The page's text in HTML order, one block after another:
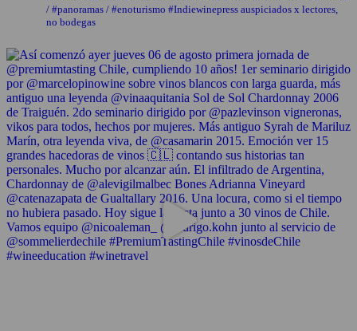
/ #panoramas / #enoturismo #Indiewinepress auspiciados x lectores,
no bodegas